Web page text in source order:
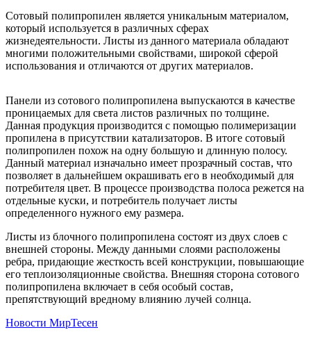
Сотовый полипропилен является уникальным материалом,
который используется в различных сферах
жизнедеятельности. Листы из данного материала обладают
многими положительными свойствами, широкой сферой
использования и отличаются от других материалов.
Панели из сотового полипропилена выпускаются в качестве
проницаемых для света листов различных по толщине.
Данная продукция производится с помощью полимеризации
пропилена в присутствии катализаторов. В итоге сотовый
полипропилен похож на одну большую и длинную полосу.
Данный материал изначально имеет прозрачный состав, что
позволяет в дальнейшем окрашивать его в необходимый для
потребителя цвет. В процессе производства полоса режется на
отдельные куски, и потребитель получает листы
определенного нужного ему размера.
Листы из блочного полипропилена состоят из двух слоев с
внешней стороны. Между данными слоями расположены
ребра, придающие жесткость всей конструкции, повышающие
его теплоизоляционные свойства. Внешняя сторона сотового
полипропилена включает в себя особый состав,
препятствующий вредному влиянию лучей солнца.
Новости МирТесен